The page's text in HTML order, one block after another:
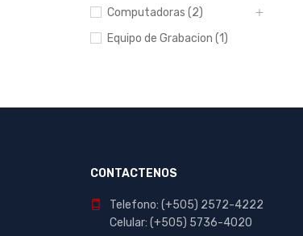
Computadoras (2)
Equipo de Grabacion (1)
Muebles (1)
Portables y
CONTACTENOS
Telefono: (+505) 2572-4222
Celular: (+505) 5736-4020